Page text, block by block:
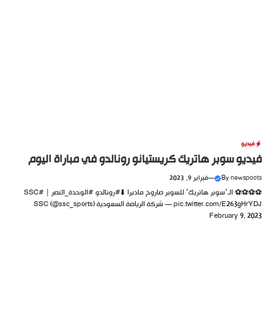
فيديو
فيديو سوبر هاتريك كريستيانو رونالدو في مباراة اليوم
Bynewspoots
—فبراير 9, 2023
⚽️⚽️⚽️⚽️ الـ”سوبر هاتريك” للسوبر صاروخ ماديرا ⬇️#رونالدو #الوحدة_النصر | #SSC
pic.twitter.com/E263gHrYDJ — شركة الرياضة السعودية SSC (@ssc_sports)
February 9, 2023